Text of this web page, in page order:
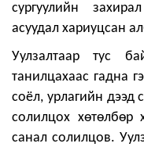
сургуулийн
асуудал хариуцсан
Уулзалтаар тус
танилцахаас гадна
соёл, урлагийн дээд
солилцох хөтөлбөр
санал солилцов.